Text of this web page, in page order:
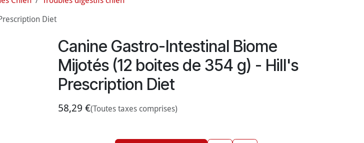
Diet
Canine Gastro-Intestinal Biome
Mijotés (12 boites de 354 g) - Hill's
Prescription Diet
58,29 €(Toutes taxes comprises)